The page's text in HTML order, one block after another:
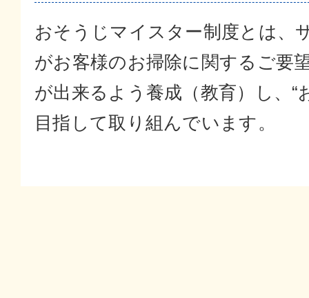
おそうじマイスター制度とは、
がお客様のお掃除に関するご要
が出来るよう養成（教育）し、
目指して取り組んでいます。